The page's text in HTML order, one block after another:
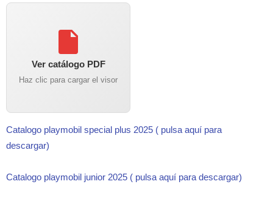
Ver catálogo PDF
Haz clic para cargar el visor
Catalogo playmobil special plus 2025 ( pulsa aquí para
descargar)
Catalogo playmobil junior 2025 ( pulsa aquí para descargar)